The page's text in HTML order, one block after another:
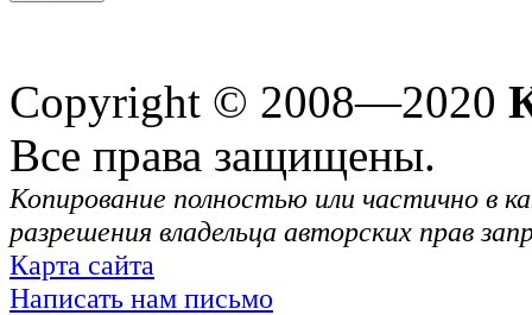
Copyright © 2008—2020
Все права защищены.
Копирование полностью или частично в
разрешения владельца авторских прав
Карта сайта
Написать нам письмо